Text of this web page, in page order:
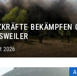
BEKÄMPFEN
2026